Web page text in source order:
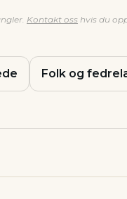
Kontakt oss hvis du
Folk og